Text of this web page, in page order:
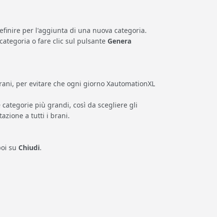
per l'aggiunta di una nuova categoria.
o fare clic sul pulsante Genera
per evitare che ogni giorno XautomationXL
categorie più grandi, così da scegliere gli
a tutti i brani.
su Chiudi.